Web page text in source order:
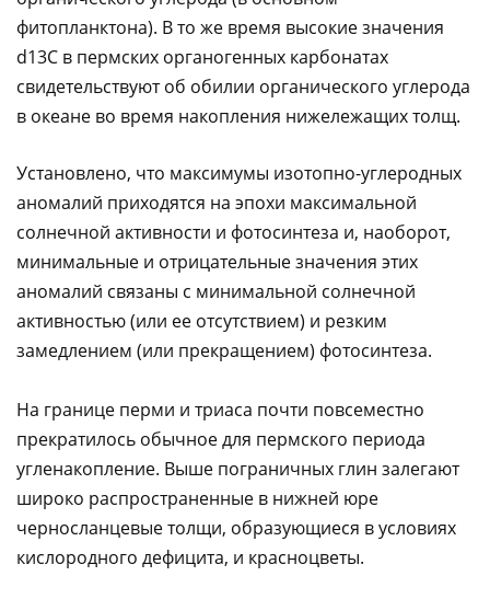
фитопланктона). В то же время высокие значения
d13С в пермских органогенных карбонатах
свидетельствуют об обилии органического углерода
в океане во время накопления нижележащих толщ.
Установлено, что максимумы изотопно-углеродных
аномалий приходятся на эпохи максимальной
солнечной активности и фотосинтеза и, наоборот,
минимальные и отрицательные значения этих
аномалий связаны с минимальной солнечной
активностью (или ее отсутствием) и резким
замедлением (или прекращением) фотосинтеза.
На границе перми и триаса почти повсеместно
прекратилось обычное для пермского периода
угленакопление. Выше пограничных глин залегают
широко распространенные в нижней юре
черносланцевые толщи, образующиеся в условиях
кислородного дефицита, и красноцветы.